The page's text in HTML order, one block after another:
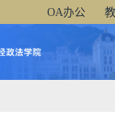
OA办公